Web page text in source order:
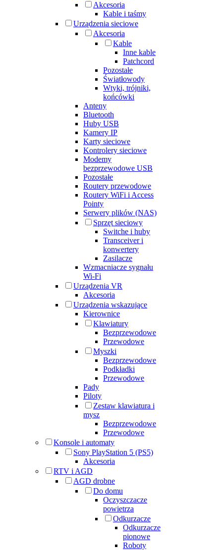
Akcesoria
Kable i taśmy
Urządzenia sieciowe
Akcesoria
Kable
Inne kable
Patchcord
Pozostałe
Światłowody
Wtyki, trójniki,
końcówki
Anteny
Bluetooth
Huby USB
Kamery IP
Karty sieciowe
Kontrolery sieciowe
Modemy
bezprzewodowe USB
Pozostałe
Routery przewodowe
Routery WiFi i Access
Pointy
Serwery plików (NAS)
Sprzęt sieciowy
Switche i huby
Transceiver i
konwertery
Zasilacze
Wzmacniacze sygnału
Wi-Fi
Urządzenia VR
Akcesoria
Urządzenia wskazujące
Kierownice
Klawiatury
Bezprzewodowe
Przewodowe
Myszki
Bezprzewodowe
Podkładki
Przewodowe
Pady
Piloty
Zestaw klawiatura i
mysz
Bezprzewodowe
Przewodowe
Konsole i automaty
Sony PlayStation 5 (PS5)
Akcesoria
RTV i AGD
AGD drobne
Do domu
Oczyszczacze
powietrza
Odkurzacze
Odkurzacze
pionowe
Roboty